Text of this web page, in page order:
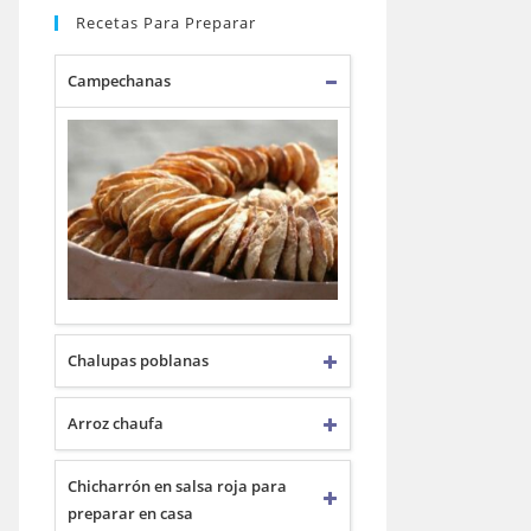
Recetas Para Preparar
Campechanas
Chalupas poblanas
Arroz chaufa
Chicharrón en salsa roja para
preparar en casa